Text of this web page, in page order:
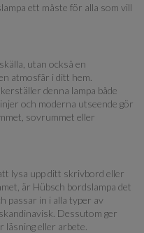
ett måste för alla som vill
utan också en
atmosfär i ditt hem.
denna lampa både
och moderna utseende gör
sovrummet eller
lysa upp ditt skrivbord eller
är Hübsch bordslampa det
passar in i alla typer av
Dessutom ger
läsning eller arbete.